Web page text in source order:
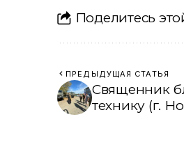
Поделитесь
ПРЕДЫДУЩАЯ СТАТЬЯ
Священник
технику (г.